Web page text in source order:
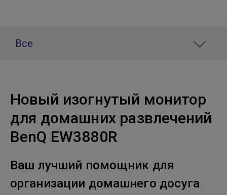
Все
Новый изогнутый монитор
для домашних развлечений
BenQ EW3880R
Ваш лучший помощник для
организации домашнего досуга